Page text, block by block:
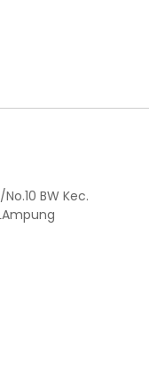
BW Kec.